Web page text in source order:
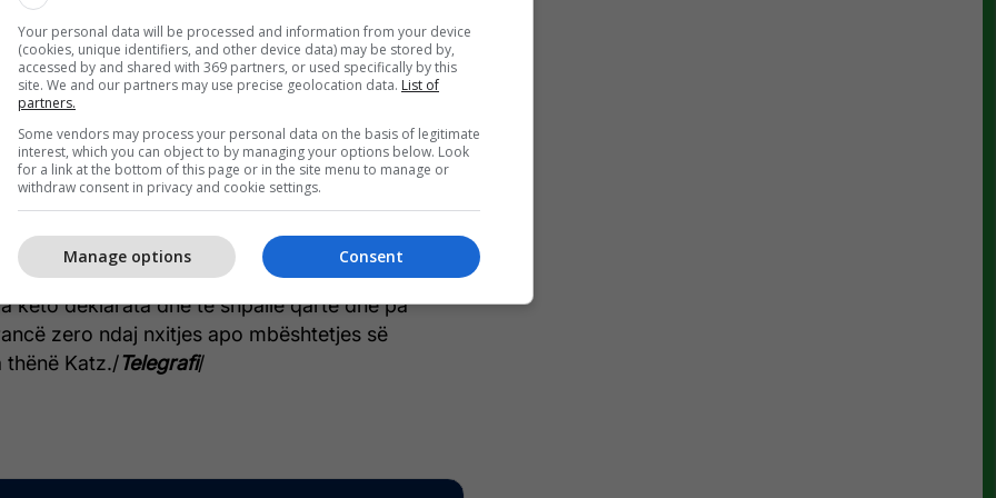
theksoi se nuk do ta anashkalojë atë që ai e
kundër popullit hebre, duke i bërë thirrje klubit
një qëndrim zyrtar.
i Izraelit, nuk do të qëndroj i heshtur
Izraelit dhe popullit hebre”.
klub aq i madh dhe i respektuar sa Barcelona të
këto deklarata dhe të shpallë qartë dhe pa
zero ndaj nxitjes apo mbështetjes së
thënë Katz./Telegrafi/
Your personal data will be processed and information from your device
(cookies, unique identifiers, and other device data) may be stored by,
accessed by and shared with 369 partners, or used specifically by this
site. We and our partners may use precise geolocation data. List of
partners.
Some vendors may process your personal data on the basis of legitimate
interest, which you can object to by managing your options below. Look
for a link at the bottom of this page or in the site menu to manage or
withdraw consent in privacy and cookie settings.
Consent
Manage options